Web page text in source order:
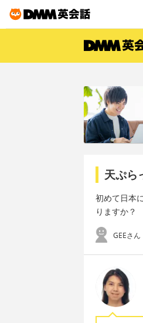
天ぷら
初めて日本
りますか？
GEEさん